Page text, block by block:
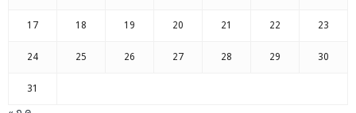
17 18 19 20 21 22 23
24 25 26 27 28 29 30
31